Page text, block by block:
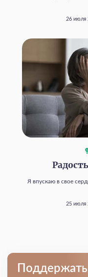
26 июля
Я впускаю в свое
25 июля